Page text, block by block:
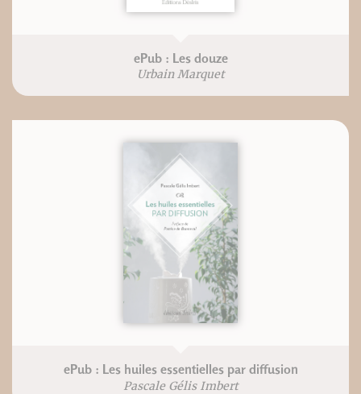
ePub : Les douze
Urbain Marquet
ePub : Les huiles essentielles par diffusion
Pascale Gélis Imbert